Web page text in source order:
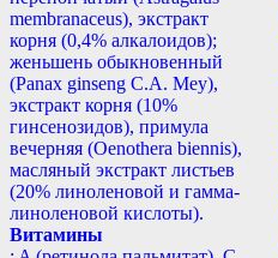
membranaceus), экстракт
корня (0,4% алкалоидов);
женьшень обыкновенный
(Panax ginseng С.А. Mey),
экстракт корня (10%
гинсенозидов), примула
вечерняя (Oenothera biennis),
масляный экстракт листьев
(20% линоленовой и гамма-
линоленовой кислоты).
Витамины